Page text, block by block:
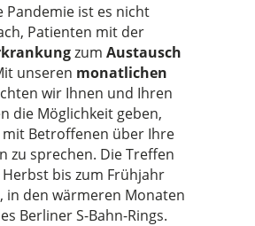
Pandemie ist es nicht
Patienten mit der
zum Austausch
unseren monatlichen
wir Ihnen und Ihren
die Möglichkeit geben,
Betroffenen über Ihre
zu sprechen. Die Treffen
bis zum Frühjahr
in den wärmeren Monaten
Berliner S-Bahn-Rings.